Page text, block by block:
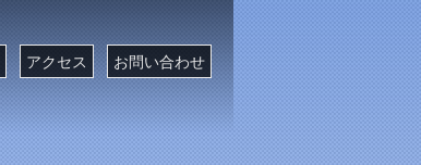
アクセス お問い合わせ